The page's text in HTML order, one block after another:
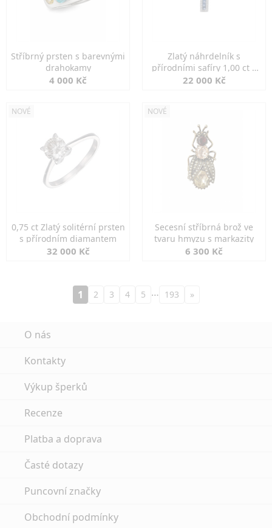
Stříbrný prsten s barevnými
drahokamy
4 000 Kč
Zlatý náhrdelník s
přírodními safíry 1,00 ct a
diamanty
22 000 Kč
NOVÉ
0,75 ct Zlatý solitérní prsten
s přírodním diamantem
32 000 Kč
NOVÉ
Secesní stříbrná brož ve
tvaru hmyzu s markazity
6 300 Kč
1 2 3 4 5 … 193 »
O nás
Kontakty
Výkup šperků
Recenze
Platba a doprava
Časté dotazy
Puncovní značky
Obchodní podmínky